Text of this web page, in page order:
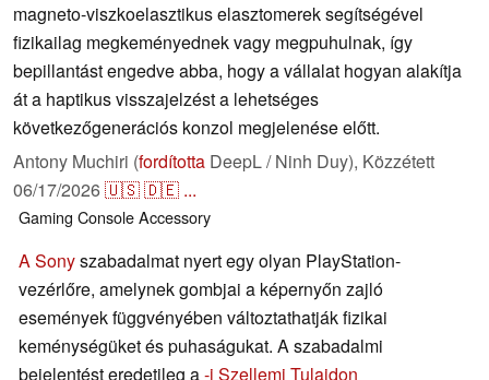
magneto-viszkoelasztikus elasztomerek segítségével
fizikailag megkeményednek vagy megpuhulnak, így
bepillantást engedve abba, hogy a vállalat hogyan alakítja
át a haptikus visszajelzést a lehetséges
következőgenerációs konzol megjelenése előtt.
Antony Muchiri (fordította DeepL / Ninh Duy), Közzétett
06/17/2026🇺🇸🇩🇪 ...
Gaming ConsoleAccessory
A Sonyszabadalmat nyert egy olyan PlayStation-
vezérlőre, amelynek gombjai a képernyőn zajló
események függvényében változtathatják fizikai
keménységüket és puhaságukat. A szabadalmi
bejelentést eredetileg a-i Szellemi Tulajdon